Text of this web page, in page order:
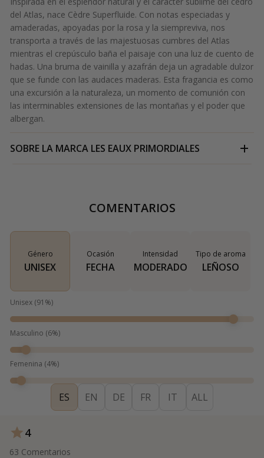
del Atlas, nace Cèdre Superfluide. Con notas especiadas y
amaderadas, apoyadas por la rosa y la siempreviva, nos
transporta a través de las majestuosas cumbres del Atlas
mientras el crepúsculo baña el paisaje con una luz de cuento de
hadas. Una bruma de vainilla y azafrán deja un agradable dulzor
que se funde con las audaces maderas. Esta fragancia es como
una excursión a la naturaleza, un momento de comunión con
las interminables extensiones de las montañas y el poder que
albergan.
SOBRE LA MARCA LES EAUX PRIMORDIALES
COMENTARIOS
Género
UNISEX
Ocasión
FECHA
Intensidad
MODERADO
Tipo de aroma
LEÑOSO
Unisex (91 %)
Masculino (6%)
Femenina (4%)
ES EN DE FR IT ALL
4
63 Comentarios